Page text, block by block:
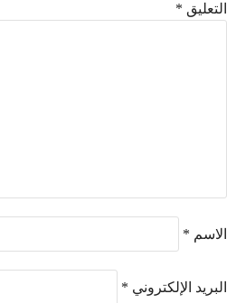
التعليق *
الاسم *
البريد الإلكتروني *